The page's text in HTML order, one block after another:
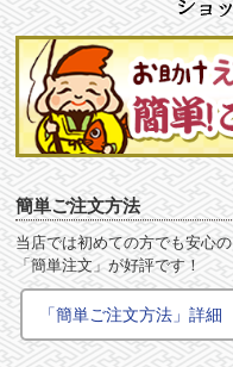
簡単ご注文方法
当店では初めての方でも安心の
「簡単注文」が好評です！
「簡単ご注文方法」詳細